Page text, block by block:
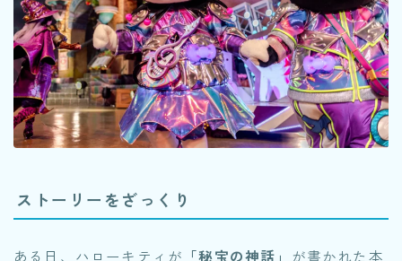
ストーリーをざっくり
ある日、ハローキティが 「秘宝の神話」
が書かれた本